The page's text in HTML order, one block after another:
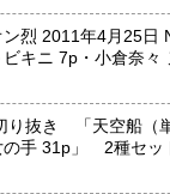
デオ(DVD)、雑誌(
マンアルバム系、
ミアゲーム、攻略
買取することがで
していますのでお気
ン烈 2011年4月25
キニ 7p・小倉奈々
り抜き 「天空船（
の手 31p」 2種セッ